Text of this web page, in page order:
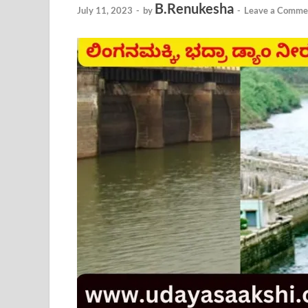
July 11, 2023 - by B.Renukesha - Leave a